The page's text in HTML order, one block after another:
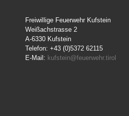
Freiwillige Feuerwehr Kufstein
Weißachstrasse 2
A-6330 Kufstein
Telefon: +43 (0)5372 62115
E-Mail: kufstein@feuerwehr.tirol